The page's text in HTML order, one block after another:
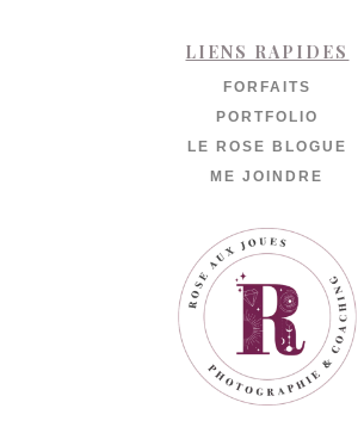
LIENS RAPIDES
FORFAITS
PORTFOLIO
LE ROSE BLOGUE
ME JOINDRE